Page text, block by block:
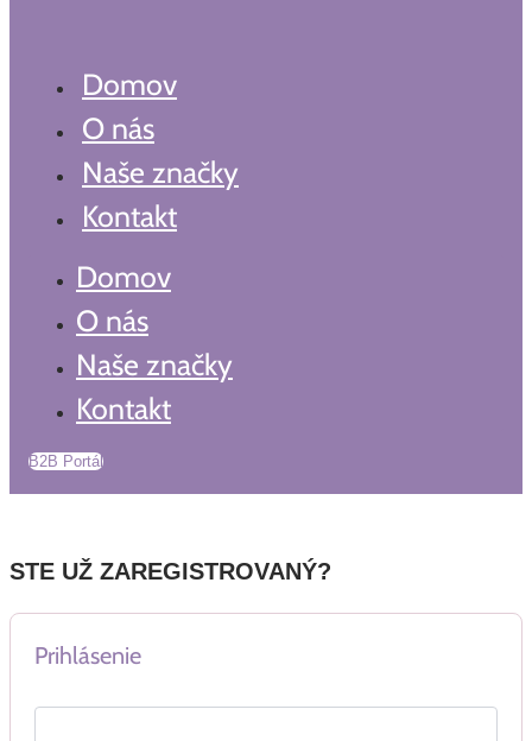
Domov
O nás
Naše značky
Kontakt
Domov
O nás
Naše značky
Kontakt
B2B Portál
STE UŽ ZAREGISTROVANÝ?
Prihlásenie